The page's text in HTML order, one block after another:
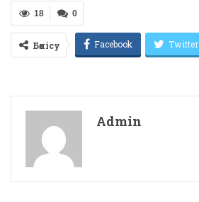
0
18
Бөлісу Facebook Twitter
Admin